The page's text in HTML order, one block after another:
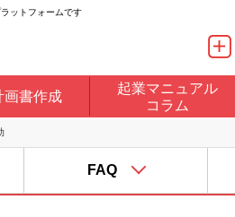
ットフォームです
画書作成
起業マニュアル
コラム
FAQ